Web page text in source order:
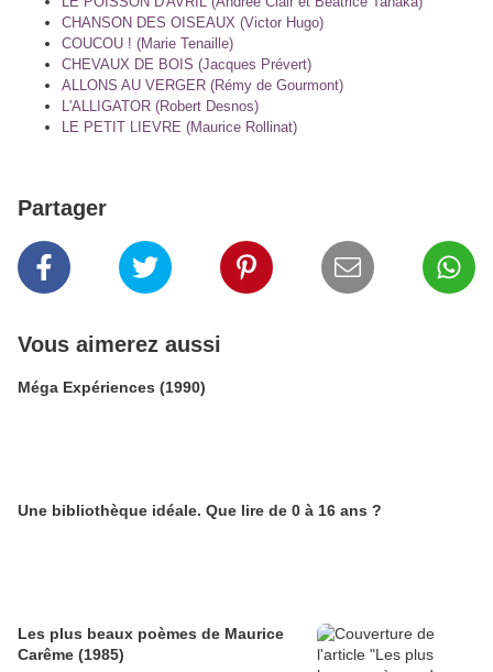
CHANSON DES OISEAUX (Victor Hugo)
COUCOU ! (Marie Tenaille)
CHEVAUX DE BOIS (Jacques Prévert)
ALLONS AU VERGER (Rémy de Gourmont)
L'ALLIGATOR (Robert Desnos)
LE PETIT LIEVRE (Maurice Rollinat)
Partager
Vous aimerez aussi
Méga Expériences (1990)
Une bibliothèque idéale. Que lire de 0 à 16 ans ?
Les plus beaux poèmes de Maurice
Carême (1985)